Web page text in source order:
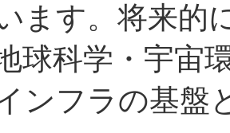
ます。将来的
球科学・宇宙
ンフラの基盤